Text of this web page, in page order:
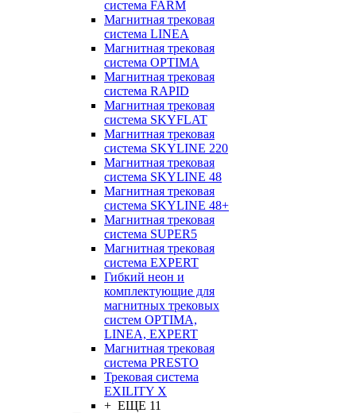
система FARM
Магнитная трековая
система LINEA
Магнитная трековая
система OPTIMA
Магнитная трековая
система RAPID
Магнитная трековая
система SKYFLAT
Магнитная трековая
система SKYLINE 220
Магнитная трековая
система SKYLINE 48
Магнитная трековая
система SKYLINE 48+
Магнитная трековая
система SUPER5
Магнитная трековая
система EXPERT
Гибкий неон и
комплектующие для
магнитных трековых
систем OPTIMA,
LINEA, EXPERT
Магнитная трековая
система PRESTO
Трековая система
EXILITY X
+ ЕЩЕ 11